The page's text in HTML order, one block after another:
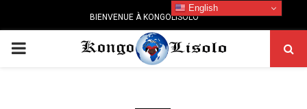
BIENVENUE À KONGOLISOLO
PRIMARY
English